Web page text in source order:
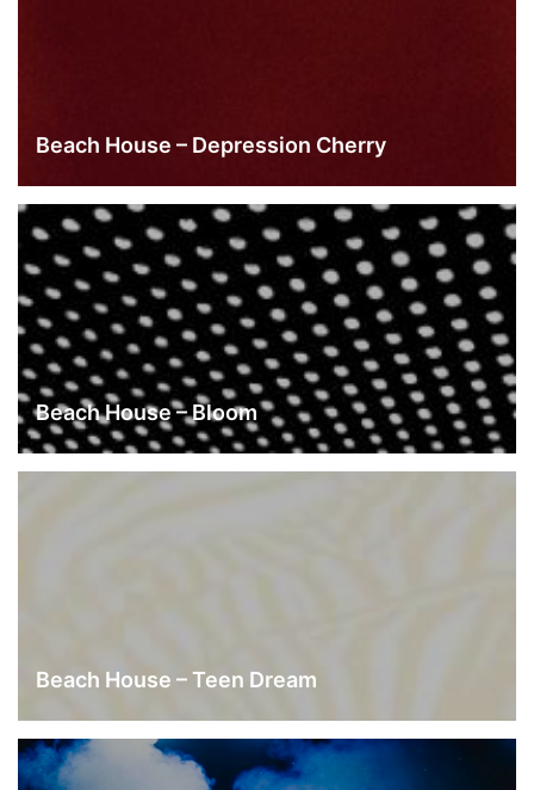
Beach House – Depression Cherry
Beach House – Bloom
Beach House – Teen Dream